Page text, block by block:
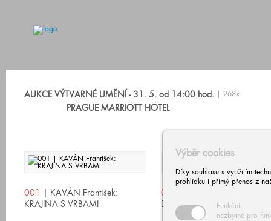
Výběr cookies
Díky souhlasu s využitím
prohlídku i přímý přenos z
Funkční
nezbytné pro
AUKCE VÝTVARNÉ UMĚNÍ - 31. 5. od 14:00 hod.
PRAGUE MARRIOTT HOTEL
| 268x
001 | KAVÁN František:
KRAJINA S VRBAMI
002
DÍVKA S VĚJÍŘEM